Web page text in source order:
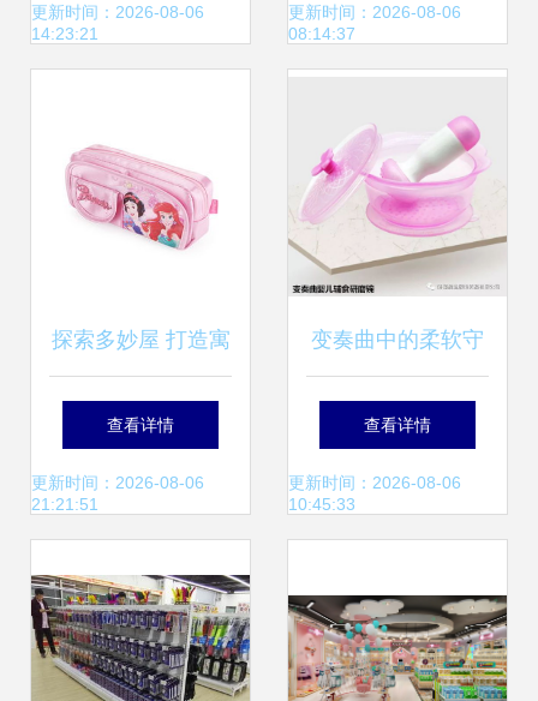
（100%纯干货）
更新时间：2026-08-06
14:23:21
鸡肋还占空间，拒
更新时间：2026-08-06
08:14:37
探索多妙屋 打造寓
教于乐的母婴世界
查看详情
更新时间：2026-08-06
21:21:51
变奏曲中的柔软守
护 佰创生活硅胶系
列母婴用品测评
查看详情
更新时间：2026-08-06
10:45:33